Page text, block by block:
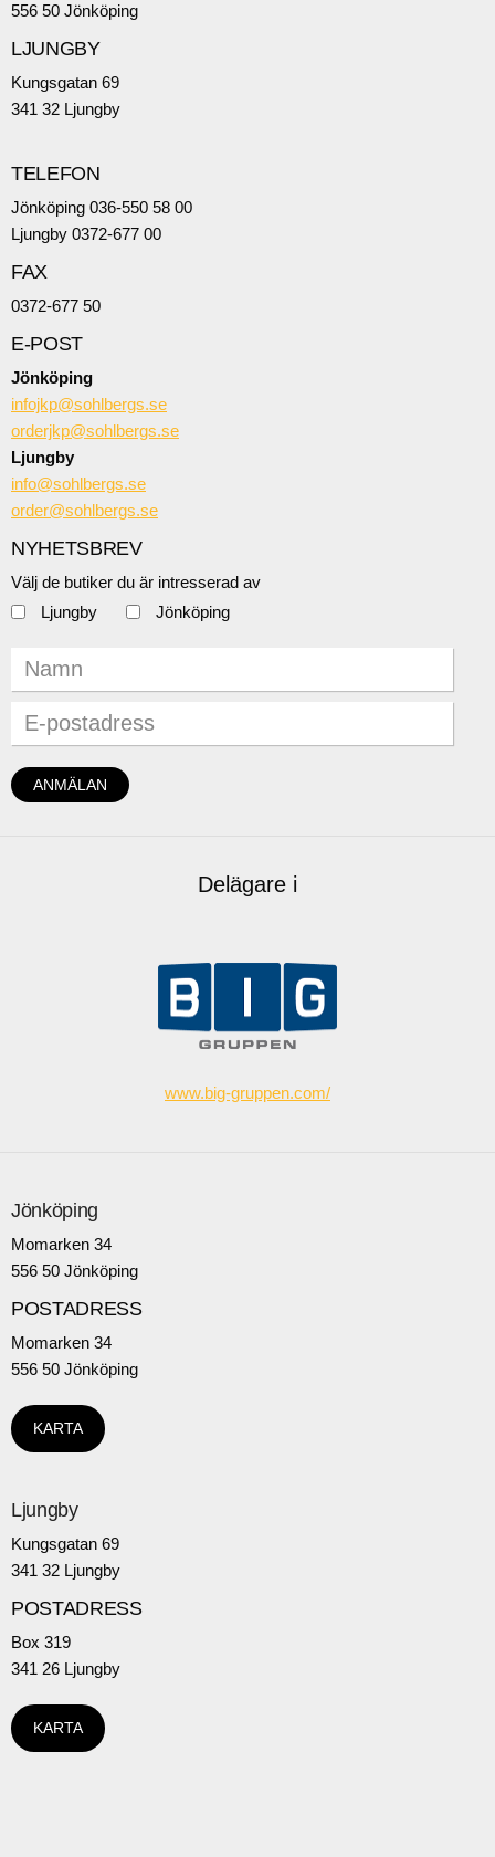
556 50 Jönköping
LJUNGBY
Kungsgatan 69
341 32 Ljungby
TELEFON
Jönköping 036-550 58 00
Ljungby 0372-677 00
FAX
0372-677 50
E-POST
Jönköping
infojkp@sohlbergs.se
orderjkp@sohlbergs.se
Ljungby
info@sohlbergs.se
order@sohlbergs.se
NYHETSBREV
Välj de butiker du är intresserad av
Ljungby
Jönköping
Delägare i
www.big-gruppen.com/
Jönköping
Momarken 34
556 50 Jönköping
POSTADRESS
Momarken 34
556 50 Jönköping
KARTA
Ljungby
Kungsgatan 69
341 32 Ljungby
POSTADRESS
Box 319
341 26 Ljungby
KARTA